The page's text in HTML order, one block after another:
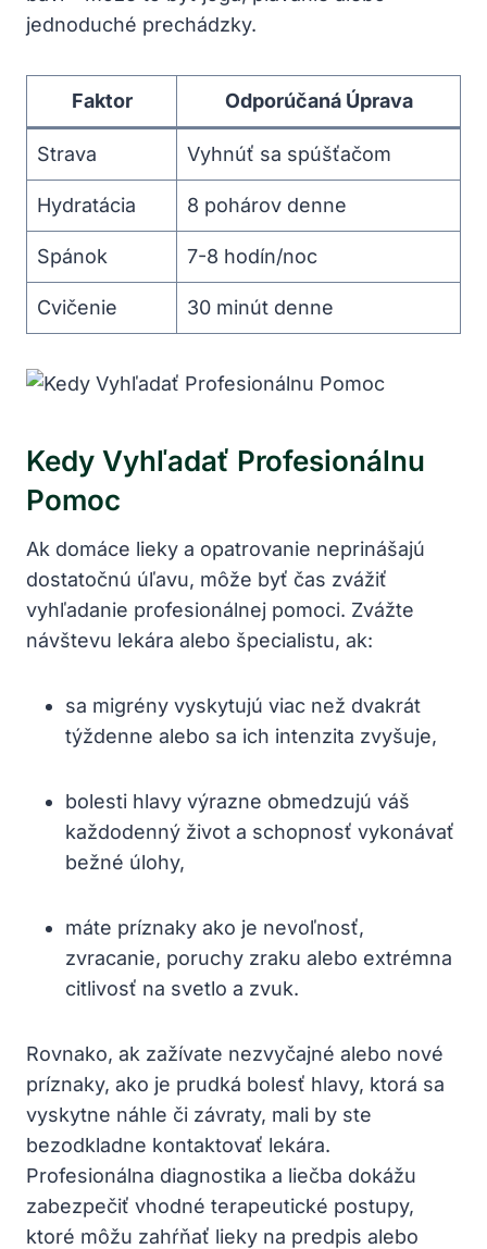
jednoduché prechádzky.
Faktor Odporúčaná ⁢Úprava
Strava Vyhnúť sa spúšťačom
Hydratácia 8 pohárov denne
Spánok 7-8 ⁢hodín/noc
Cvičenie 30 ⁣minút denne
Kedy Vyhľadať Profesionálnu
Pomoc
Ak domáce ‍lieky a‍ opatrovanie neprinášajú
dostatočnú úľavu, môže byť čas zvážiť
vyhľadanie profesionálnej pomoci. Zvážte
návštevu lekára alebo špecialistu, ak:
sa migrény vyskytujú viac než dvakrát
týždenne alebo‍ sa ⁢ich intenzita zvyšuje,
bolesti hlavy výrazne obmedzujú váš
každodenný život a​ schopnosť vykonávať
bežné úlohy,
máte príznaky‍ ako‌ je nevoľnosť,
zvracanie, poruchy zraku alebo‌ extrémna
citlivosť na svetlo a zvuk.
Rovnako, ak zažívate⁣ nezvyčajné alebo nové​
príznaky, ako je⁤ prudká bolesť hlavy, ktorá sa
vyskytne náhle či závraty, mali by ‌ste
bezodkladne ⁤kontaktovať lekára.
Profesionálna diagnostika a⁢ liečba dokážu
zabezpečiť vhodné terapeutické postupy,
ktoré môžu ⁤zahŕňať lieky na predpis alebo